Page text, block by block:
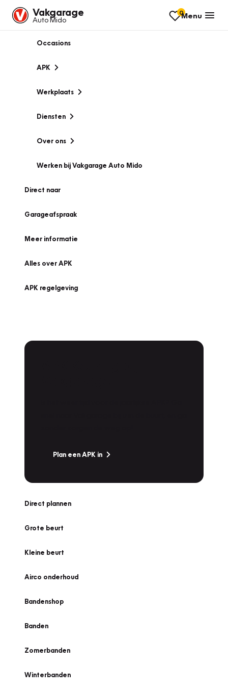
Vakgarage
Auto Mido
0Menu
Occasions
APK
Werkplaats
Diensten
Over ons
Werken bij Vakgarage Auto Mido
Direct naar
Garageafspraak
Meer informatie
Alles over APK
APK regelgeving
Plan een APK in
Direct plannen
Grote beurt
Kleine beurt
Airco onderhoud
Bandenshop
Banden
Zomerbanden
Winterbanden